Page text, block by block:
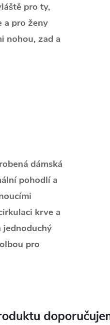
pro ty,
a pro ženy
nohou, zad a
dámská
pohodlí a
krve a
pro